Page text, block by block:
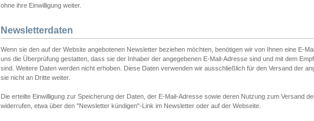
ohne ihre Einwilligung weiter.
Newsletterdaten
Wenn sie den auf der Website angebotenen Newsletter beziehen möchten, benötigen wir von Ihnen eine E-
uns die Überprüfung gestatten, dass sie der Inhaber der angegebenen E-Mail-Adresse sind und mit dem
sind. Weitere Daten werden nicht erhoben. Diese Daten verwenden wir ausschließlich für den Versand der
sie nicht an Dritte weiter.
Die erteilte Einwilligung zur Speicherung der Daten, der E-Mail-Adresse sowie deren Nutzung zum Versand
widerrufen, etwa über den "Newsletter kündigen"-Link im Newsletter oder auf der Webseite.